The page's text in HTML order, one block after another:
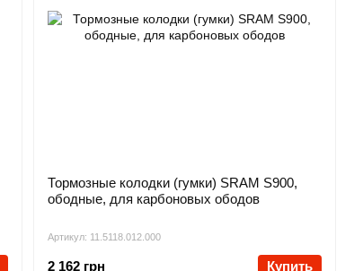
Артикул: 11.5118.012.000
Тормозные колодки (гумки) SRAM S900,
ободные, для карбоновых ободов
2 162 грн Купить